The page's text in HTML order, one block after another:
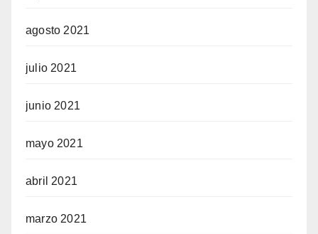
agosto 2021
julio 2021
junio 2021
mayo 2021
abril 2021
marzo 2021